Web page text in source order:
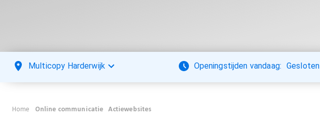
Multicopy Harderwijk Openingstijden vandaag: Gesloten
Home Online communicatie Actiewebsites